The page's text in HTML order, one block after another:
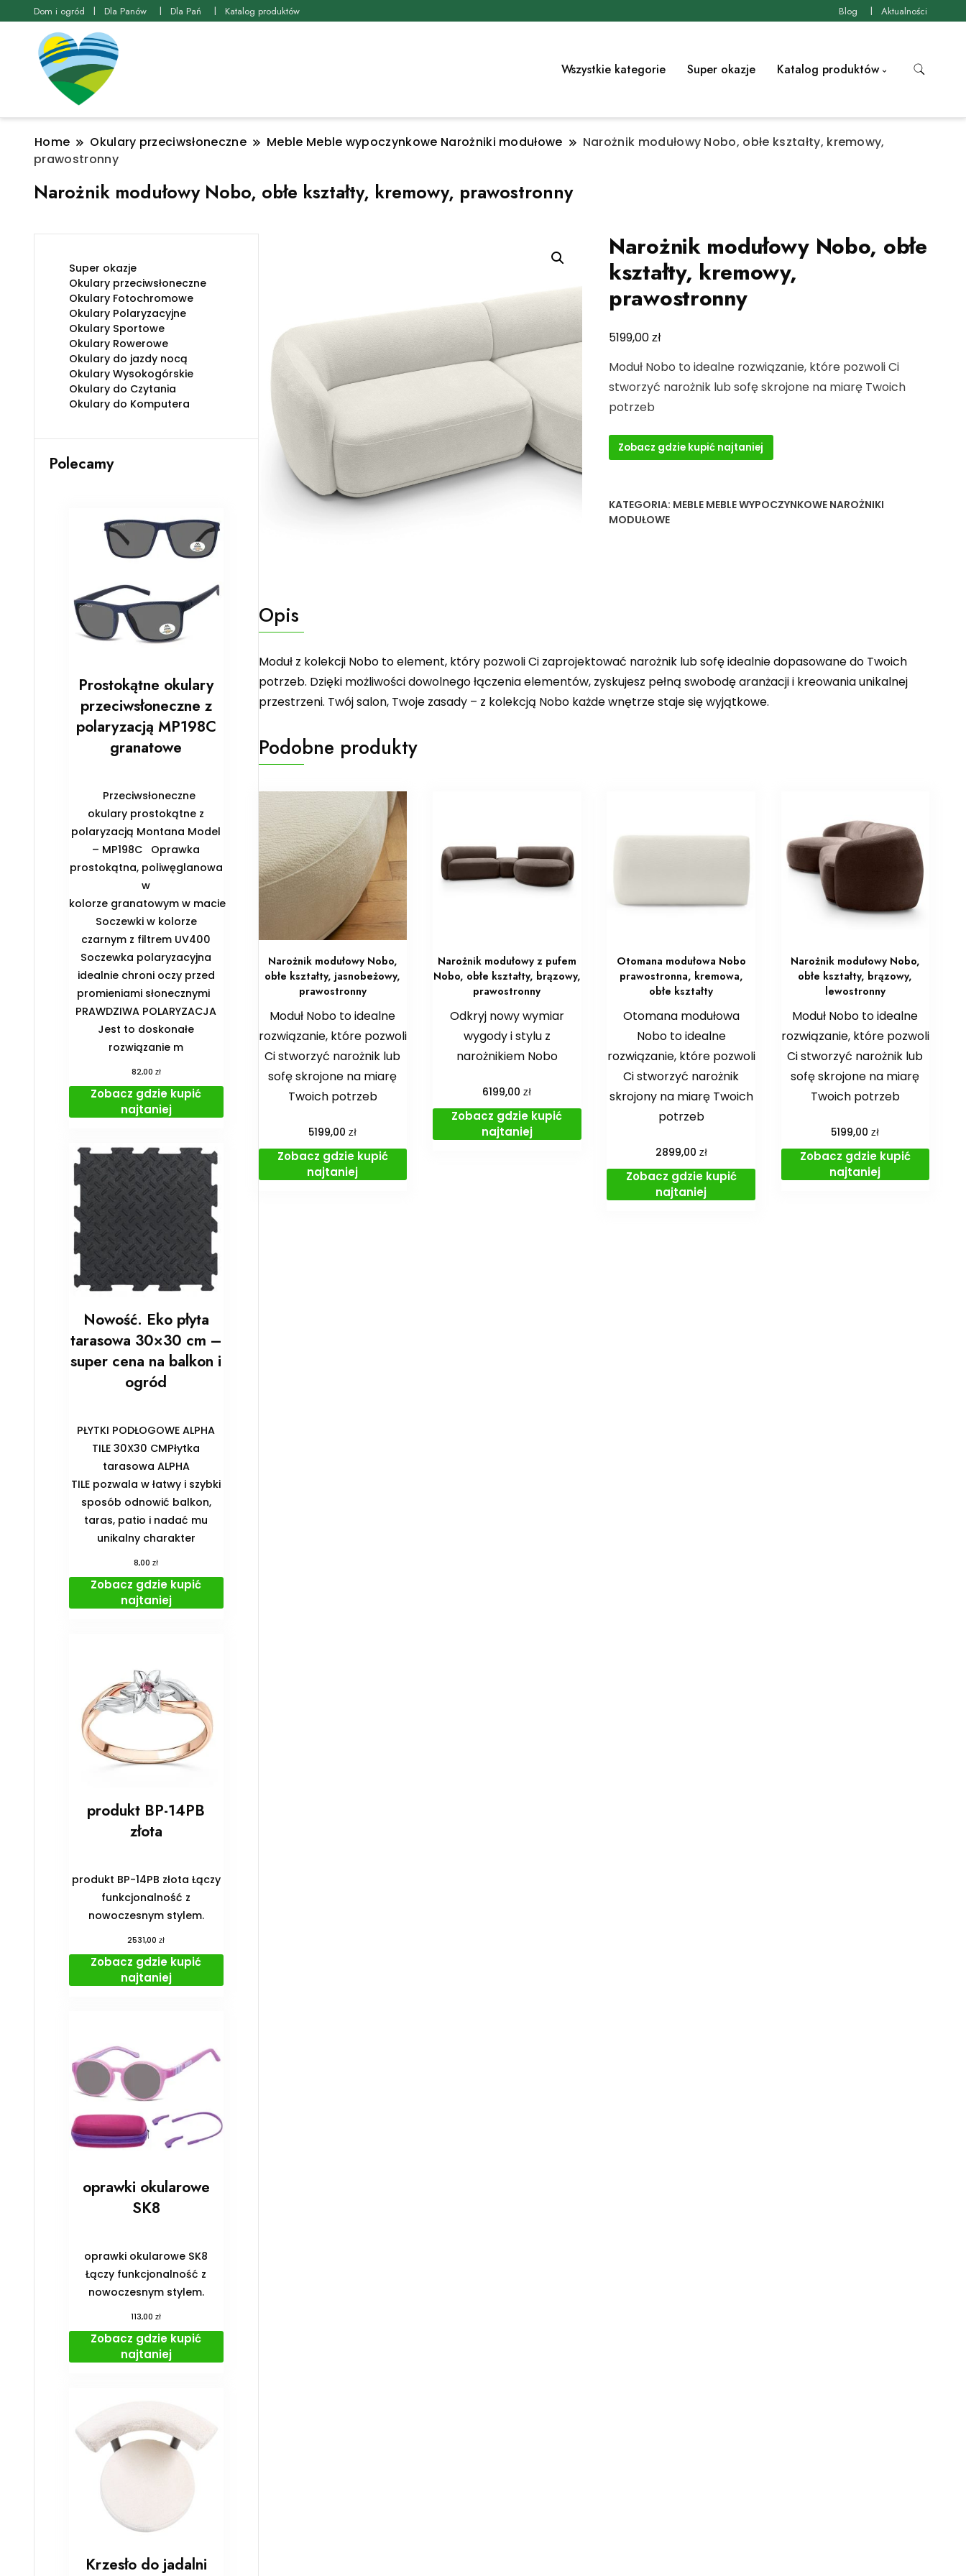
Dom i ogród Dla Panów Dla Pań Katalog produktów Blog Aktualności
Wszystkie kategorie Super okazje Katalog produktów
Home Okulary przeciwsłoneczne Meble Meble wypoczynkowe Narożniki modułowe
Narożnik modułowy Nobo, obłe kształty, kremowy,
prawostronny
Narożnik modułowy Nobo, obłe kształty, kremowy, prawostronny
Narożnik modułowy Nobo, obłe
kształty, kremowy,
prawostronny
5199,00zł
Moduł Nobo to idealne rozwiązanie, które pozwoli Ci
stworzyć narożnik lub sofę skrojone na miarę Twoich
potrzeb
Zobacz gdzie kupić najtaniej
KATEGORIA: MEBLE MEBLE WYPOCZYNKOWE NAROŻNIKI
MODUŁOWE
Opis
Moduł z kolekcji Nobo to element, który pozwoli Ci zaprojektować narożnik lub sofę idealnie dopasowane do Twoich
potrzeb. Dzięki możliwości dowolnego łączenia elementów, zyskujesz pełną swobodę aranżacji i kreowania unikalnej
przestrzeni. Twój salon, Twoje zasady – z kolekcją Nobo każde wnętrze staje się wyjątkowe.
Podobne produkty
Narożnik modułowy Nobo,
obłe kształty, jasnobeżowy,
prawostronny
Moduł Nobo to idealne
rozwiązanie, które pozwoli
Ci stworzyć narożnik lub
sofę skrojone na miarę
Twoich potrzeb
5199,00zł
Zobacz gdzie kupić
najtaniej
Narożnik modułowy z pufem
Nobo, obłe kształty, brązowy,
prawostronny
Odkryj nowy wymiar
wygody i stylu z
narożnikiem Nobo
6199,00zł
Zobacz gdzie kupić
najtaniej
Otomana modułowa Nobo
prawostronna, kremowa,
obłe kształty
Otomana modułowa
Nobo to idealne
rozwiązanie, które pozwoli
Ci stworzyć narożnik
skrojony na miarę Twoich
potrzeb
2899,00 zł
Zobacz gdzie kupić
najtaniej
Narożnik modułowy Nobo,
obłe kształty, brązowy,
lewostronny
Moduł Nobo to idealne
rozwiązanie, które pozwoli
Ci stworzyć narożnik lub
sofę skrojone na miarę
Twoich potrzeb
5199,00zł
Zobacz gdzie kupić
najtaniej
Super okazje
Okulary przeciwsłoneczne
Okulary Fotochromowe
Okulary Polaryzacyjne
Okulary Sportowe
Okulary Rowerowe
Okulary do jazdy nocą
Okulary Wysokogórskie
Okulary do Czytania
Okulary do Komputera
Polecamy
Prostokątne okulary
przeciwsłoneczne z
polaryzacją MP198C
granatowe
Przeciwsłoneczne
okulary prostokątne z
polaryzacją Montana Model
– MP198C Oprawka
prostokątna, poliwęglanowa
w
kolorze granatowym w macie
Soczewki w kolorze
czarnym z filtrem UV400
Soczewka polaryzacyjna
idealnie chroni oczy przed
promieniami słonecznymi
PRAWDZIWA POLARYZACJA
Jest to doskonałe
rozwiązanie m
82,00 zł
Zobacz gdzie kupić
najtaniej
Nowość. Eko płyta
tarasowa 30×30 cm –
super cena na balkon i
ogród
PŁYTKI PODŁOGOWE ALPHA
TILE 30X30 CMPłytka
tarasowa ALPHA
TILE pozwala w łatwy i szybki
sposób odnowić balkon,
taras, patio i nadać mu
unikalny charakter
8,00zł
Zobacz gdzie kupić
najtaniej
produkt BP-14PB
złota
produkt BP-14PB złota Łączy
funkcjonalność z
nowoczesnym stylem.
2531,00zł
Zobacz gdzie kupić
najtaniej
oprawki okularowe
SK8
oprawki okularowe SK8
Łączy funkcjonalność z
nowoczesnym stylem.
113,00zł
Zobacz gdzie kupić
najtaniej
Krzesło do jadalni